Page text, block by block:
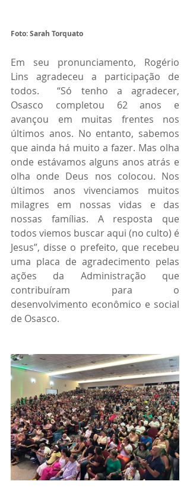
Foto: Sarah Torquato
Em seu pronunciamento, Rogério
Lins agradeceu a participação de
todos.  “Só tenho a agradecer,
Osasco completou 62 anos e
avançou em muitas frentes nos
últimos anos. No entanto, sabemos
que ainda há muito a fazer. Mas olha
onde estávamos alguns anos atrás e
olha onde Deus nos colocou. Nos
últimos anos vivenciamos muitos
milagres em nossas vidas e das
nossas famílias. A resposta que
todos viemos buscar aqui (no culto) é
Jesus”, disse o prefeito, que recebeu
uma placa de agradecimento pelas
ações da Administração que
contribuíram para o
desenvolvimento econômico e social
de Osasco.